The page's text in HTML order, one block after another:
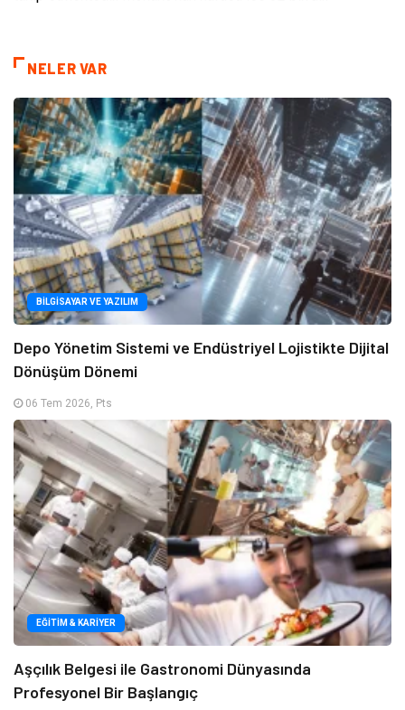
NELER VAR
BILGISAYAR VE YAZILIM
Depo Yönetim Sistemi ve Endüstriyel Lojistikte Dijital
Dönüşüm Dönemi
06 Tem 2026, Pts
EĞITIM & KARIYER
Aşçılık Belgesi ile Gastronomi Dünyasında
Profesyonel Bir Başlangıç